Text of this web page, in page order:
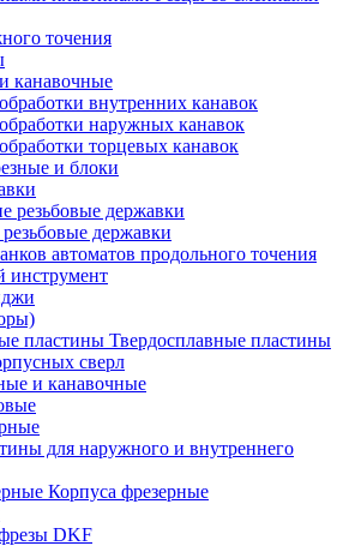
точения
канавочные
внутренних канавок
наружных канавок
торцевых канавок
и блоки
резьбовые державки
державки
автоматов продольного точения
инструмент
Твердосплавные пластины
сверл
и канавочные
для наружного и внутреннего
Корпуса фрезерные
DKF